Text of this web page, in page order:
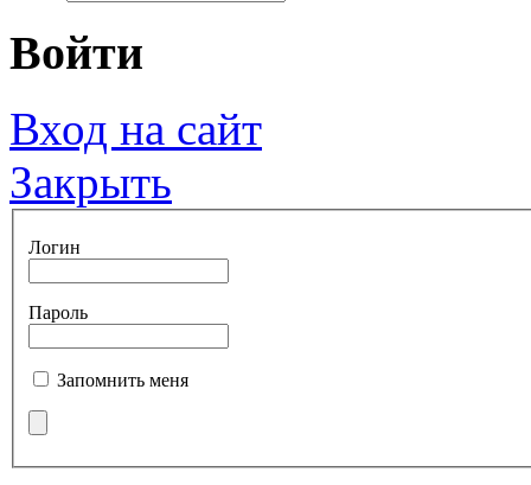
Войти
Вход на сайт
Закрыть
Логин
Пароль
Запомнить меня